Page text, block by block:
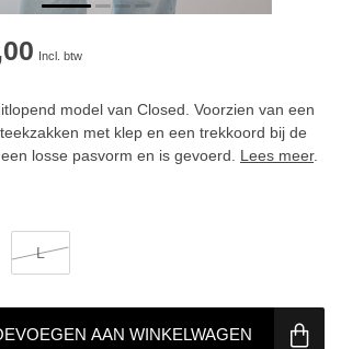
Incl. btw
model van Closed. Voorzien van een
met klep en een trekkoord bij de
losse pasvorm en is gevoerd. Lees meer.
L
AAN WINKELWAGEN